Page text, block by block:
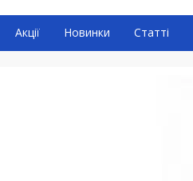
Акції Новинки Статті